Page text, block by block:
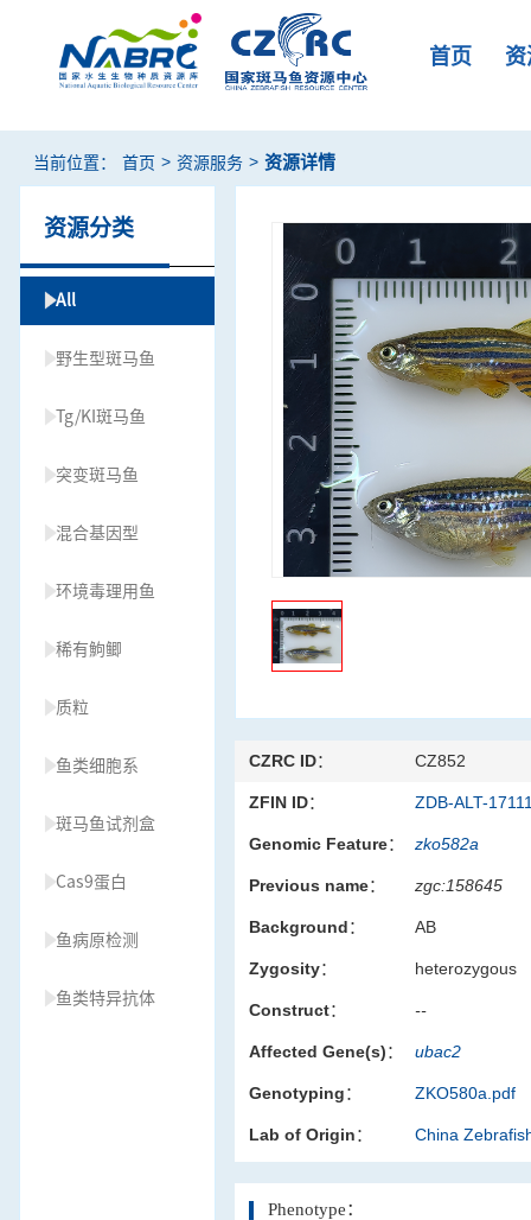
首页
当前位置： 首页 > 资源服务 > 资源详情
资源分类
All
野生型斑马鱼
Tg/KI斑马鱼
突变斑马鱼
混合基因型
环境毒理用鱼
稀有鮈鲫
质粒
鱼类细胞系
斑马鱼试剂盒
Cas9蛋白
鱼病原检测
鱼类特异抗体
CZRC ID： CZ852
ZFIN ID： ZDB-ALT-
Genomic Feature： zko582a
Previous name： zgc:158645
Background： AB
Zygosity： heterozygous
Construct： --
Affected Gene(s)： ubac2
Genotyping： ZKO580a.pdf
Lab of Origin： China
Phenotype：